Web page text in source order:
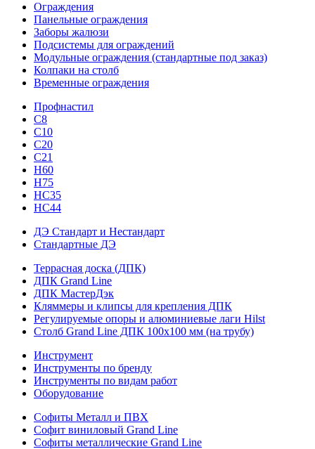
Ограждения
Панельные ограждения
Заборы жалюзи
Подсистемы для ограждений
Модульные ограждения (стандартные под заказ)
Колпаки на столб
Временные ограждения
Профнастил
С8
С10
С20
С21
H60
H75
HС35
НС44
ДЭ Стандарт и Нестандарт
Стандартные ДЭ
Террасная доска (ДПК)
ДПК Grand Line
ДПК МастерДэк
Кляммеры и клипсы для крепления ДПК
Регулируемые опоры и алюминиевые лаги Hilst
Столб Grand Line ДПК 100х100 мм (на трубу)
Инструмент
Инструменты по бренду
Инструменты по видам работ
Оборудование
Софиты Металл и ПВХ
Софит виниловый Grand Line
Софиты металлические Grand Line